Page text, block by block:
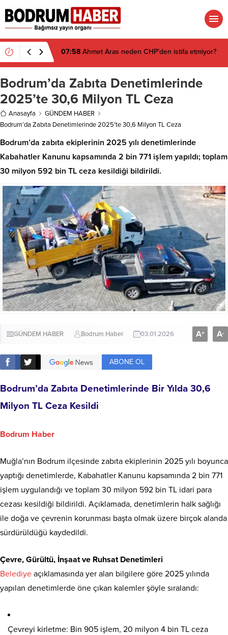
07:26 Muğla’da 2 Milyon 280 Bin TL’lik Akü
Hırsızlığı Zanlısı Yakalandı
Bodrum’da Zabıta Denetimlerinde
2025’te 30,6 Milyon TL Ceza
Anasayfa
GÜNDEM HABER
Bodrum’da Zabıta Denetimlerinde 2025’te 30,6 Milyon TL Ceza
Bodrum’da zabıta ekiplerinin 2025 yılı denetimlerinde
Kabahatler Kanunu kapsamında 2 bin 771 işlem yapıldı; toplam
30 milyon 592 bin TL ceza kesildiği bildirildi.
GÜNDEM HABER Bodrum Haber 03.01.2026 A+ A-
ABONE OL
Bodrum’da Zabıta Denetimlerinde Bir Yılda 30,6
Milyon TL Ceza Kesildi
Bodrum Haber
Muğla’nın Bodrum ilçesinde zabıta ekiplerinin 2025 yılı boyunca
yaptığı denetimlerde, Kabahatler Kanunu kapsamında 2 bin 771
işlem uygulandığı ve toplam 30 milyon 592 bin TL idari para
cezası kesildiği bildirildi. Açıklamada, denetimlerin halk sağlığı
ile doğa ve çevrenin korunması başta olmak üzere birçok alanda
sürdürüldüğü kaydedildi.
Çevre, Gürültü, İnşaat ve Ruhsat Denetimleri
Belediye açıklamasında yer alan bilgilere göre 2025 yılında
yapılan denetimlerde öne çıkan kalemler şöyle sıralandı:
Çevreyi kirletme: Bin 905 işlem, 20 milyon 4 bin TL ceza